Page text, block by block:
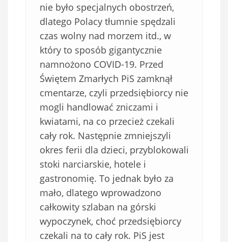
nie było specjalnych obostrzeń,
dlatego Polacy tłumnie spędzali
czas wolny nad morzem itd., w
który to sposób gigantycznie
namnożono COVID-19. Przed
Świętem Zmarłych PiS zamknął
cmentarze, czyli przedsiębiorcy nie
mogli handlować zniczami i
kwiatami, na co przecież czekali
cały rok. Następnie zmniejszyli
okres ferii dla dzieci, przyblokowali
stoki narciarskie, hotele i
gastronomię. To jednak było za
mało, dlatego wprowadzono
całkowity szlaban na górski
wypoczynek, choć przedsiębiorcy
czekali na to cały rok. PiS jest